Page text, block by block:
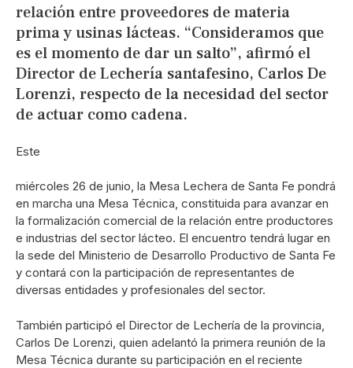
relación entre proveedores de materia
prima y usinas lácteas. “Consideramos que
es el momento de dar un salto”, afirmó el
Director de Lechería santafesino, Carlos De
Lorenzi, respecto de la necesidad del sector
de actuar como cadena.
Este
miércoles 26 de junio, la Mesa Lechera de Santa Fe pondrá
en marcha una Mesa Técnica, constituida para avanzar en
la formalización comercial de la relación entre productores
e industrias del sector lácteo. El encuentro tendrá lugar en
la sede del Ministerio de Desarrollo Productivo de Santa Fe
y contará con la participación de representantes de
diversas entidades y profesionales del sector.
También participó el Director de Lechería de la provincia,
Carlos De Lorenzi, quien adelantó la primera reunión de la
Mesa Técnica durante su participación en el reciente